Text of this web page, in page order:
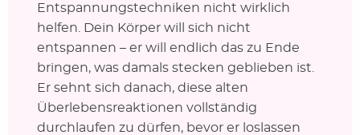
Entspannungstechniken nicht wirklich
helfen. Dein Körper will sich nicht
entspannen – er will endlich das zu Ende
bringen, was damals stecken geblieben ist.
Er sehnt sich danach, diese alten
Überlebensreaktionen vollständig
durchlaufen zu dürfen, bevor er loslassen